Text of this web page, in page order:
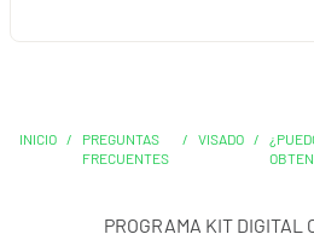
INICIO /
PREGUNTAS
FRECUENTES
/ VISADO /
PROGRAMA KIT DIGITAL